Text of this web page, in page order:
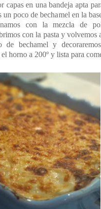
capas en una bandeja apta
un poco de bechamel en la
con la mezcla de
con la pasta y volvemos
de bechamel y
horno a 200º y lista para